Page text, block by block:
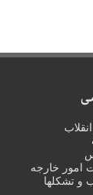
امور خارجه
و تشکلها